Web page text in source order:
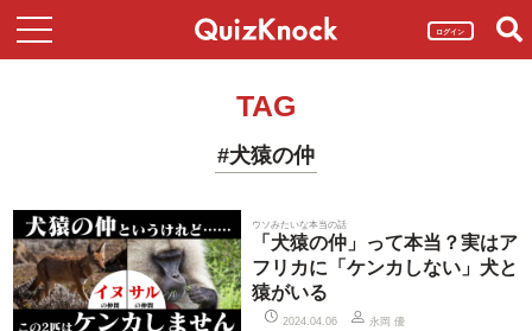
ログイン
TAG
#犬猿の仲
ウソみたいな本当の話
「犬猿の仲」って本当？実はア
フリカに「ケンカしない」犬と
猿がいる
2024.04.06 永岡 優